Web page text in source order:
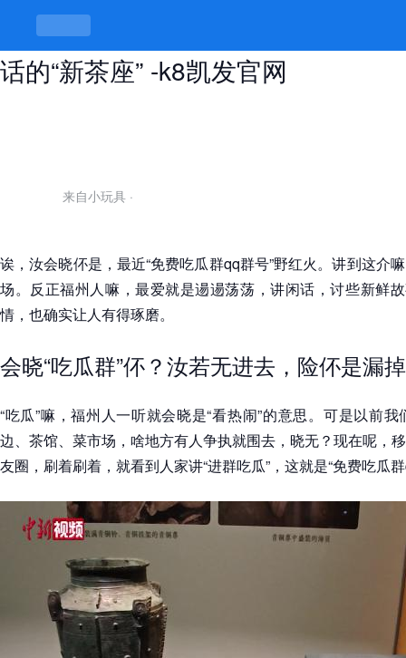
免费吃瓜群qq群号，福州人爱讲闲
话的“新茶座” -k8凯发官网
来自小玩具 ·
诶，汝会晓伓是，最近“免费吃瓜群qq群号”野红火。讲到这介
场。反正福州人嘛，最爱就是逿逿荡荡，讲闲话，讨些新鲜
情，也确实让人有得琢磨。
会晓“吃瓜群”伓？汝若无进去，险伓是漏
“吃瓜”嘛，福州人一听就会晓是“看热闹”的意思。可是以前
边、茶馆、菜市场，啥地方有人争执就围去，晓无？现在呢，
友圈，刷着刷着，就看到人家讲“进群吃瓜”，这就是“免费吃瓜